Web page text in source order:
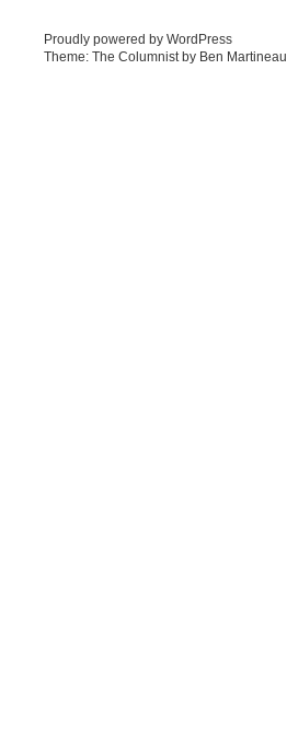
Proudly powered by WordPress
Theme: The Columnist by Ben Martineau